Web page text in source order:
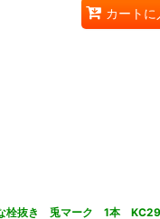
カートに
栓抜き 兎マーク 1本